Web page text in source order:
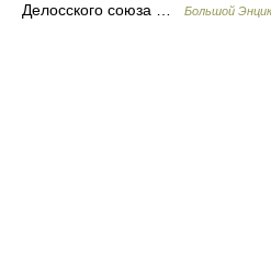
Делосского союза …
Большой